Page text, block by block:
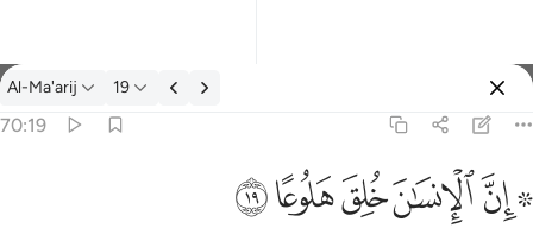
Tafseer: Al-Ma'arij 70:19
Al-Ma'arij 19
70:19
ﱪ ﱫﱬﱭﱮﱯ